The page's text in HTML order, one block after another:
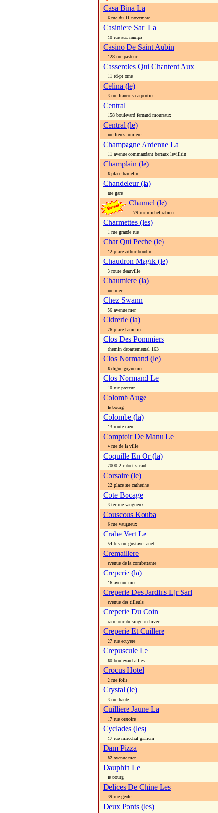
Casa Bina La
6 rue du 11 novembre
Casiniere Sarl La
10 rue aux namps
Casino De Saint Aubin
128 rue pasteur
Casseroles Qui Chantent Aux
11 rd-pt orne
Celina (le)
3 rue francois carpentier
Central
158 boulevard fernand moureaux
Central (le)
rue freres lumiere
Champagne Ardenne La
11 avenue commandant bertaux levillain
Champlain (le)
6 place hamelin
Chandeleur (la)
rue gare
Channel (le)
79 rue michel cabieu
Charmettes (les)
1 rue grande rue
Chat Qui Peche (le)
12 place arthur boudin
Chaudron Magik (le)
3 route deauville
Chaumiere (la)
rue mer
Chez Swann
56 avenue mer
Cidrerie (la)
26 place hamelin
Clos Des Pommiers
chemin departemental 163
Clos Normand (le)
6 digue guynemer
Clos Normand Le
10 rue pasteur
Colomb Auge
le bourg
Colombe (la)
13 route caen
Comptoir De Manu Le
4 rue de la ville
Coquille En Or (la)
2000 2 r doct sicard
Corsaire (le)
22 place ste catherine
Cote Bocage
3 ter rue vaugueux
Couscous Kouba
6 rue vaugueux
Crabe Vert Le
54 bis rue gustave canet
Cremaillere
avenue de la combattante
Creperie (la)
16 avenue mer
Creperie Des Jardins Ljr Sarl
avenue des tilleuls
Creperie Du Coin
carrefour du singe en hiver
Creperie Et Cuillere
27 rue ecuyere
Crepuscule Le
60 boulevard allies
Crocus Hotel
2 rue folie
Crystal (le)
3 rue haute
Cuilliere Jaune La
17 rue oratoire
Cyclades (les)
17 rue marechal gallieni
Dam Pizza
82 avenue mer
Dauphin Le
le bourg
Delices De Chine Les
39 rue geole
Deux Ponts (les)